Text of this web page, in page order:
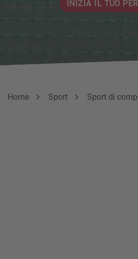
INIZIA IL TUO
Breadcrumb
Sei qui:
Home Sport Sport di